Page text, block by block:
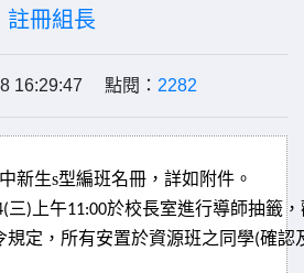
註冊組長
16:29:47 點閱： 2282
新生s型編班名冊，詳如附件。
三) 上午11:00於校長室進行導師抽籤
規定，所有安置於資源班之同學(確認